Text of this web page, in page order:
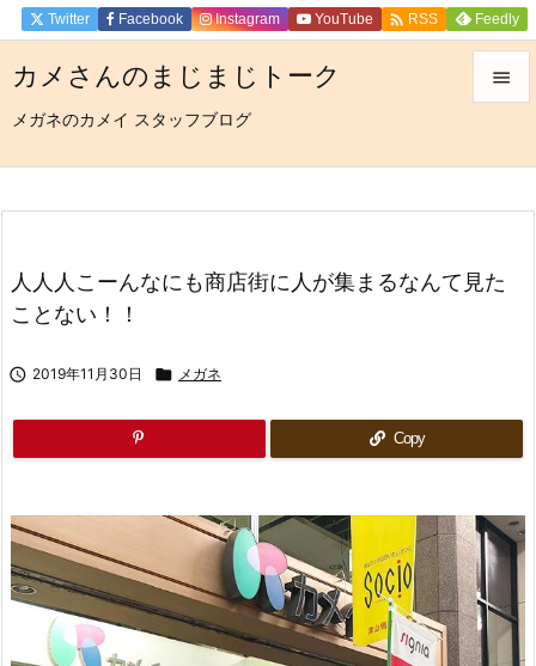
カメさんのまじまじトーク
メガネのカメイ スタッフブログ

サイド
前へ
Twitter Facebook Instagram YouTube  RSS Feedly
人人人こーんなにも商店街に人が集まるなんて見た
ことない！！
 2019年11月30日  メガネ
Copy